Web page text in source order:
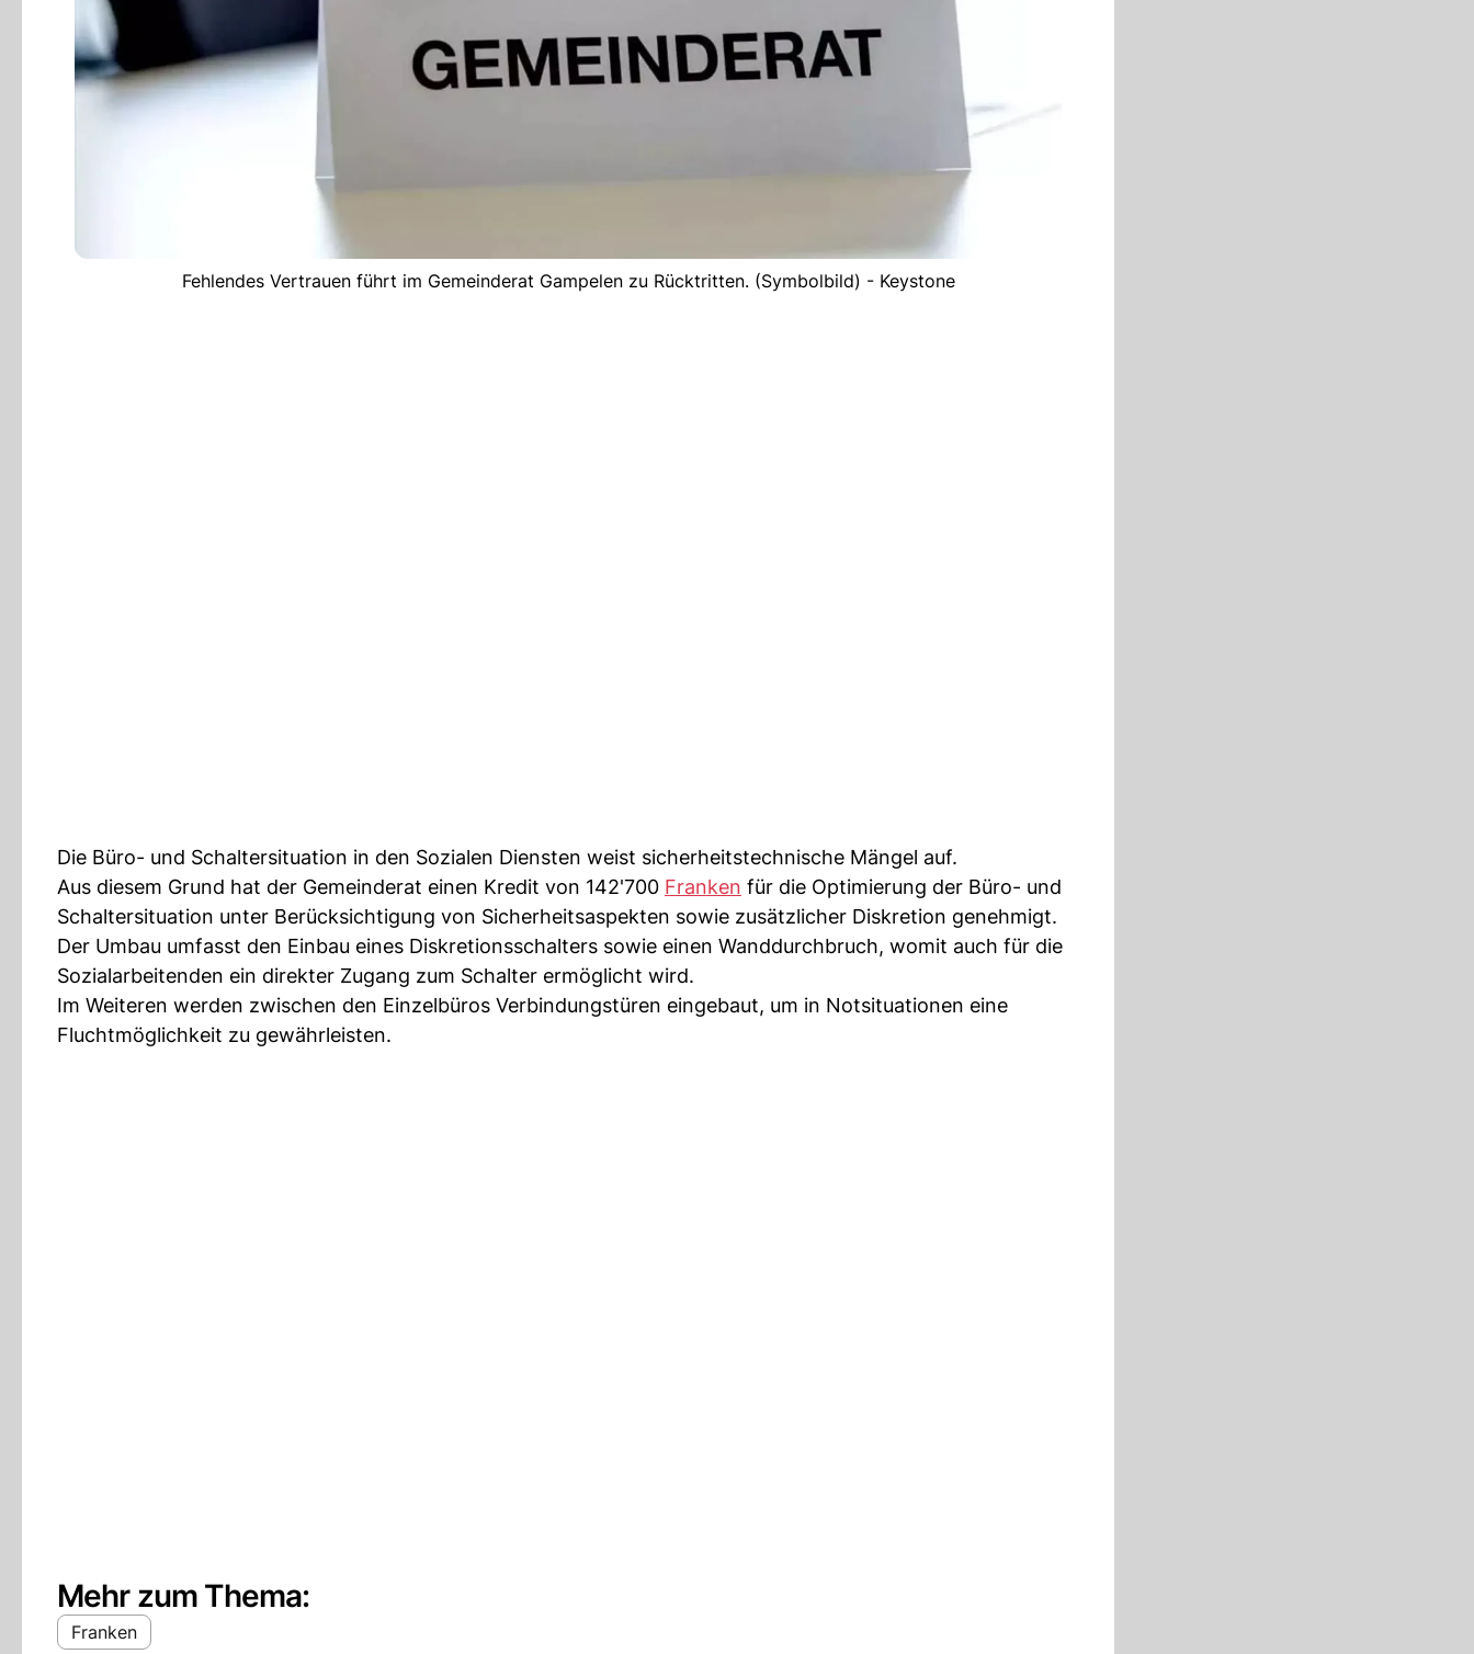
Fehlendes Vertrauen führt im Gemeinderat Gampelen zu Rücktritten. (Symbolbild) - Keystone
Die Büro- und Schaltersituation in den Sozialen Diensten weist sicherheitstechnische Mängel auf.
Aus diesem Grund hat der Gemeinderat einen Kredit von 142'700 Franken für die Optimierung der Büro- und
Schaltersituation unter Berücksichtigung von Sicherheitsaspekten sowie zusätzlicher Diskretion genehmigt.
Der Umbau umfasst den Einbau eines Diskretionsschalters sowie einen Wanddurchbruch, womit auch für die
Sozialarbeitenden ein direkter Zugang zum Schalter ermöglicht wird.
Im Weiteren werden zwischen den Einzelbüros Verbindungstüren eingebaut, um in Notsituationen eine
Fluchtmöglichkeit zu gewährleisten.
Mehr zum Thema:
Franken